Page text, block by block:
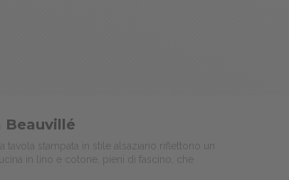
Beauvillé
stampata in stile alsaziano riflettono un
in lino e cotone, pieni di fascino, che